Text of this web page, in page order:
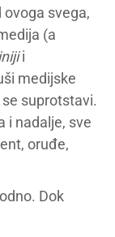
svega,
(a
i
medijske
suprotstavi.
i nadalje, sve
oruđe,
Dok